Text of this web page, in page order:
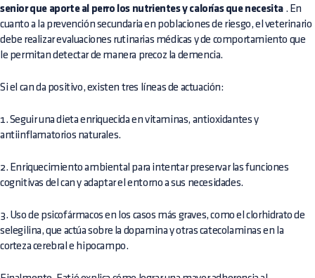
senior que aporte al perro los nutrientes y calorías que necesita . En
cuanto a la prevención secundaria en poblaciones de riesgo, el veterinario
debe realizar evaluaciones rutinarias médicas y de comportamiento que
le permitan detectar de manera precoz la demencia.
Si el can da positivo, existen tres líneas de actuación:
1. Seguir una dieta enriquecida en vitaminas, antioxidantes y
antiinflamatorios naturales.
2. Enriquecimiento ambiental para intentar preservar las funciones
cognitivas del can y adaptar el entorno a sus necesidades.
3. Uso de psicofármacos en los casos más graves, como el clorhidrato de
selegilina, que actúa sobre la dopamina y otras catecolaminas en la
corteza cerebral e hipocampo.